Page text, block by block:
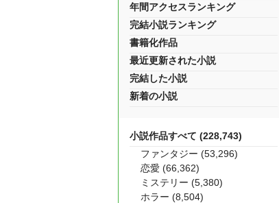
年間アクセスランキング
完結小説ランキング
書籍化作品
最近更新された小説
完結した小説
新着の小説
小説作品すべて (228,743)
ファンタジー (53,296)
恋愛 (66,362)
ミステリー (5,380)
ホラー (8,504)